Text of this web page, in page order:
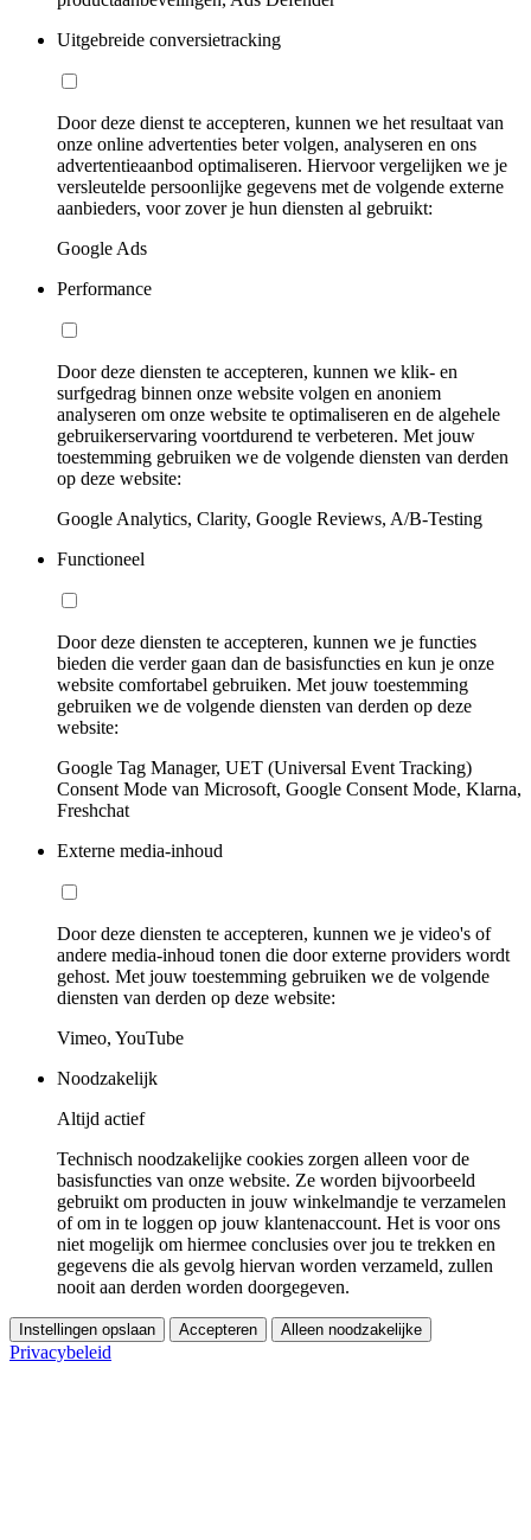
Uitgebreide conversietracking
Door deze dienst te accepteren, kunnen we het resultaat van
onze online advertenties beter volgen, analyseren en ons
advertentieaanbod optimaliseren. Hiervoor vergelijken we je
versleutelde persoonlijke gegevens met de volgende externe
aanbieders, voor zover je hun diensten al gebruikt:
Google Ads
Performance
Door deze diensten te accepteren, kunnen we klik- en
surfgedrag binnen onze website volgen en anoniem
analyseren om onze website te optimaliseren en de algehele
gebruikerservaring voortdurend te verbeteren. Met jouw
toestemming gebruiken we de volgende diensten van derden
op deze website:
Google Analytics, Clarity, Google Reviews, A/B-Testing
Functioneel
Door deze diensten te accepteren, kunnen we je functies
bieden die verder gaan dan de basisfuncties en kun je onze
website comfortabel gebruiken. Met jouw toestemming
gebruiken we de volgende diensten van derden op deze
website:
Google Tag Manager, UET (Universal Event Tracking)
Consent Mode van Microsoft, Google Consent Mode, Klarna,
Freshchat
Externe media-inhoud
Door deze diensten te accepteren, kunnen we je video's of
andere media-inhoud tonen die door externe providers wordt
gehost. Met jouw toestemming gebruiken we de volgende
diensten van derden op deze website:
Vimeo, YouTube
Noodzakelijk
Altijd actief
Technisch noodzakelijke cookies zorgen alleen voor de
basisfuncties van onze website. Ze worden bijvoorbeeld
gebruikt om producten in jouw winkelmandje te verzamelen
of om in te loggen op jouw klantenaccount. Het is voor ons
niet mogelijk om hiermee conclusies over jou te trekken en
gegevens die als gevolg hiervan worden verzameld, zullen
nooit aan derden worden doorgegeven.
Instellingen opslaan Accepteren Alleen noodzakelijke
Privacybeleid